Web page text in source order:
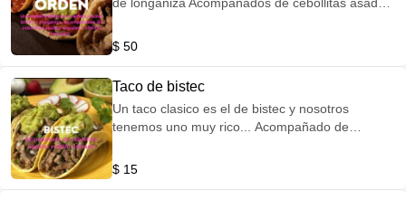
$ 50
Taco de bistec
Un taco clasico es el de bistec y nosotros
tenemos uno muy rico... Acompañado de
$ 15